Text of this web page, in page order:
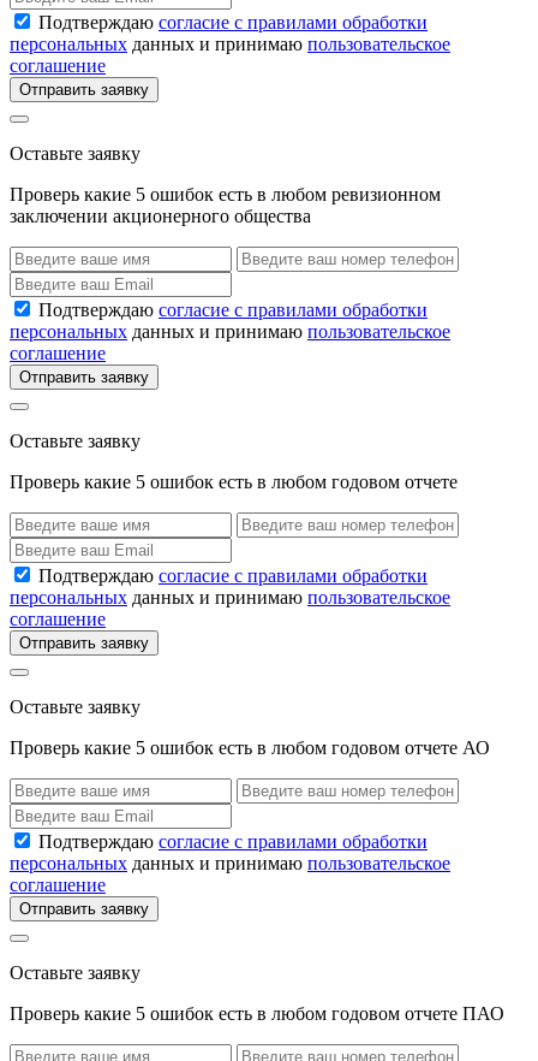
Подтверждаю согласие с правилами обработки
персональных данных и принимаю пользовательское
соглашение
Отправить заявку
Оставьте заявку
Проверь какие 5 ошибок есть в любом ревизионном
заключении акционерного общества
Подтверждаю согласие с правилами обработки
персональных данных и принимаю пользовательское
соглашение
Отправить заявку
Оставьте заявку
Проверь какие 5 ошибок есть в любом годовом отчете
Подтверждаю согласие с правилами обработки
персональных данных и принимаю пользовательское
соглашение
Отправить заявку
Оставьте заявку
Проверь какие 5 ошибок есть в любом годовом отчете АО
Подтверждаю согласие с правилами обработки
персональных данных и принимаю пользовательское
соглашение
Отправить заявку
Оставьте заявку
Проверь какие 5 ошибок есть в любом годовом отчете ПАО